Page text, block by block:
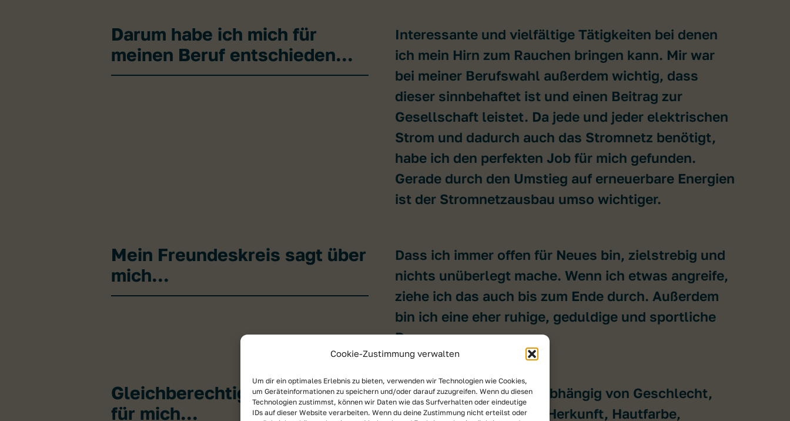
Cookie-Zustimmung verwalten
Um dir ein optimales Erlebnis zu bieten, verwenden wir Technologien wie Cookies,
um Geräteinformationen zu speichern und/oder darauf zuzugreifen. Wenn du diesen
Technologien zustimmst, können wir Daten wie das Surfverhalten oder eindeutige
IDs auf dieser Website verarbeiten. Wenn du deine Zustimmung nicht erteilst oder
Darum habe ich mich für
meinen Beruf entschieden...
Interessante und vielfältige Tätigkeiten bei denen
ich mein Hirn zum Rauchen bringen kann. Mir war
bei meiner Berufswahl außerdem wichtig, dass
dieser sinnbehaftet ist und einen Beitrag zur
Gesellschaft leistet. Da jede und jeder elektrischen
Strom und dadurch auch das Stromnetz benötigt,
habe ich den perfekten Job für mich gefunden.
Gerade durch den Umstieg auf erneuerbare Energien
ist der Stromnetzausbau umso wichtiger.
Mein Freundeskreis sagt über
mich...
Dass ich immer offen für Neues bin, zielstrebig und
nichts unüberlegt mache. Wenn ich etwas angreife,
ziehe ich das auch bis zum Ende durch. Außerdem
bin ich eine eher ruhige, geduldige und sportliche
Person.
Gleichberechtigung bedeutet
für mich...
Dass jede und jeder unabhängig von Geschlecht,
sozialer/geografischer Herkunft, Hautfarbe,